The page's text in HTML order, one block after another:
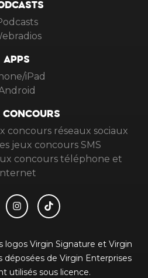
APPS
iPad
concours réseaux sociaux
jeux concours SMS
concours téléphone et
logos Virgin Signature et Virgin
déposées de Virgin Enterprises
utilisés sous licence.